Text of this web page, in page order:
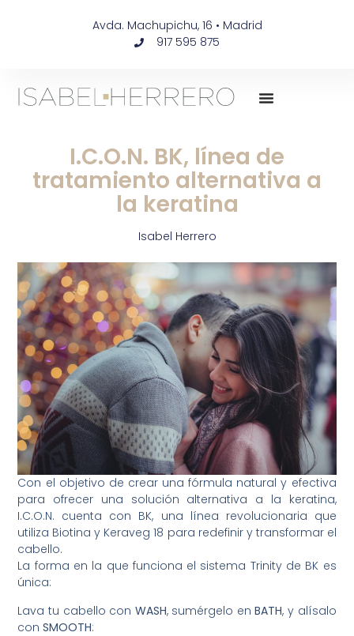
Avda. Machupichu, 16 • Madrid
917 595 875
I.C.O.N. BK, línea de
tratamiento alternativa a
la keratina
Isabel Herrero
Con el objetivo de crear una fórmula natural y efectiva
para ofrecer una solución alternativa a la keratina,
I.C.O.N. cuenta con BK, una línea revolucionaria que
utiliza Biotina y Keraveg 18 para redefinir y transformar el
cabello.
La forma en la que funciona el sistema Trinity de BK es
única:
Lava tu cabello con WASH, sumérgelo enBATH, y alísalo
conSMOOTH: